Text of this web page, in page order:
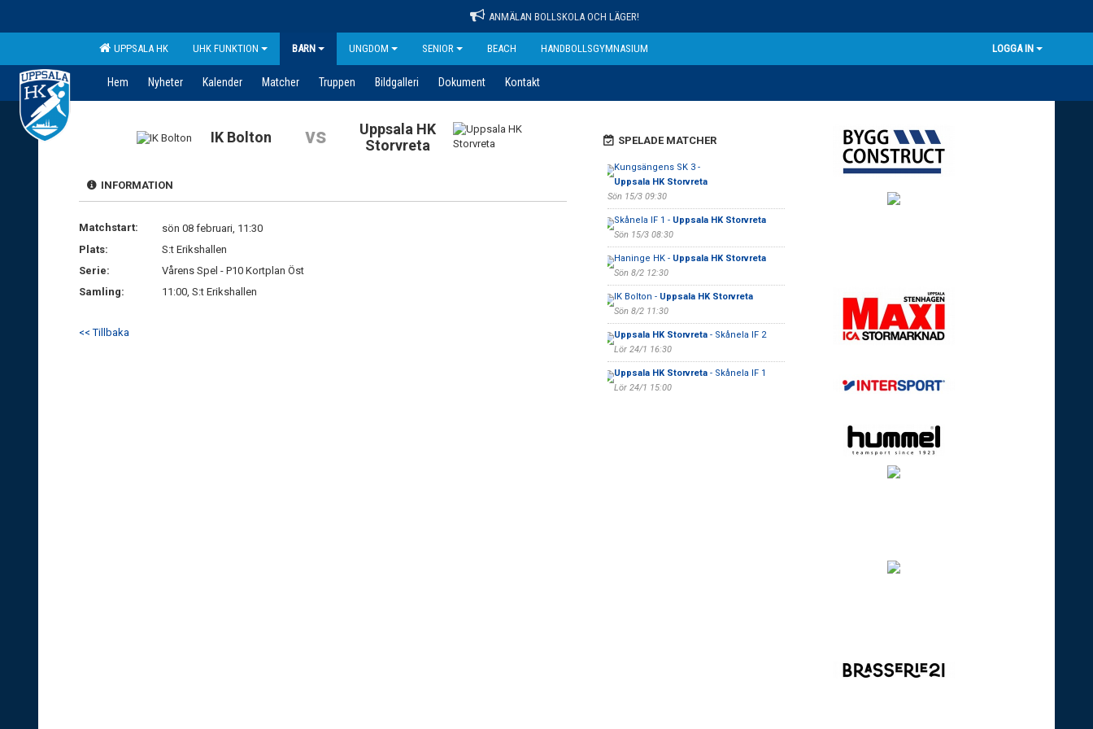
ANMÄLAN BOLLSKOLA OCH LÄGER!
UPPSALA HK UHK FUNKTION BARN UNGDOM SENIOR BEACH HANDBOLLSGYMNASIUM LOGGA IN
Hem Nyheter Kalender Matcher Truppen Bildgalleri Dokument Kontakt
IK Bolton vs
Uppsala HK
Storvreta
INFORMATION
Matchstart:
sön 08 februari, 11:30
Plats:
S:t Erikshallen
Serie:
Vårens Spel - P10 Kortplan Öst
Samling:
11:00, S:t Erikshallen
<< Tillbaka
SPELADE MATCHER
Kungsängens SK 3 -
Uppsala HK Storvreta
Sön 15/3 09:30
Skånela IF 1 - Uppsala HK Storvreta
Sön 15/3 08:30
Haninge HK - Uppsala HK Storvreta
Sön 8/2 12:30
IK Bolton - Uppsala HK Storvreta
Sön 8/2 11:30
Uppsala HK Storvreta- Skånela IF 2
Lör 24/1 16:30
Uppsala HK Storvreta- Skånela IF 1
Lör 24/1 15:00